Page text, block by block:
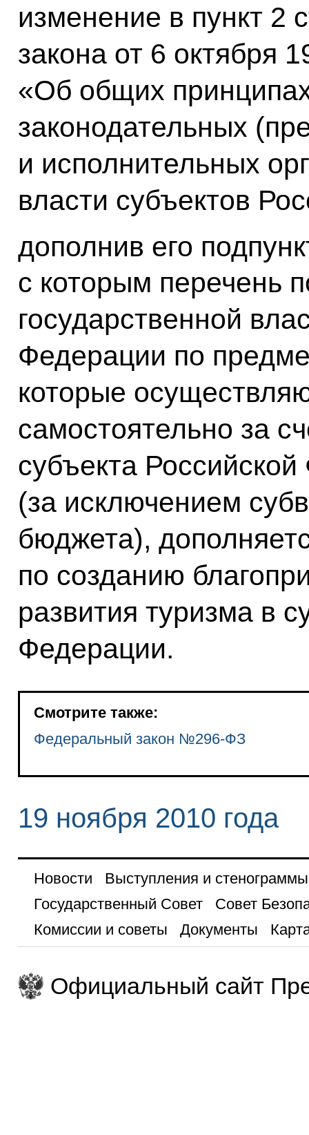
изменение в пункт 2
закона от 6 октября
«Об общих
законодательных
и исполнительных
власти субъектов
дополнив его
с которым перечень
государственной
Федерации по
которые
самостоятельно за
субъекта
(за исключением
бюджета),
по созданию
развития туризма в
Федерации.
Смотрите также:
Федеральный закон №296-ФЗ
19 ноября 2010 года
Новости
Выступления и стенограммы
Государственный Совет
Совет
Комиссии и советы
Документы
Официальный сайт